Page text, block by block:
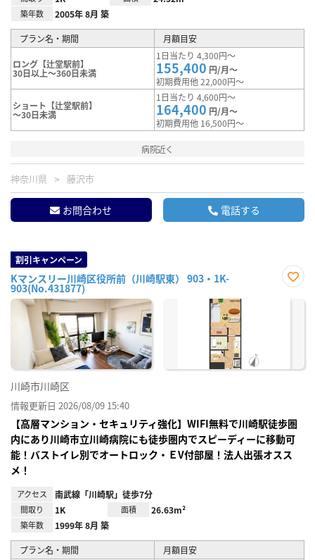
築年数 2005年 8月 築
プラン名・期間 月額目安
ロング【辻堂駅前】
30日以上～360日未満
1日当たり 4,300円～
155,400 円/月～
初期費用他 22,000円～
ショート【辻堂駅前】
～30日未満
1日当たり 4,600円～
164,400 円/月～
初期費用他 16,500円～
病院近く
神奈川県 藤沢市
お問合わせ 電話する
割引キャンペーン
Kマンスリー川崎区役所前（川崎駅東） 903・1K-
903(No.431877)
に入
川崎市川崎区
情報更新日 2026/08/09 15:40
【高層マンション・セキュリティ強化】WIFI無料で川崎駅徒歩圏
内にあり川崎市立川崎病院にも徒歩圏内でスピーディーに移動可
能！バストイレ別でオートロック・ＥV付部屋！法人出張オスス
メ！
アクセス 南武線「川崎駅」徒歩7分
間取り 1K 面積 26.63m²
築年数 1999年 8月 築
プラン名・期間 月額目安